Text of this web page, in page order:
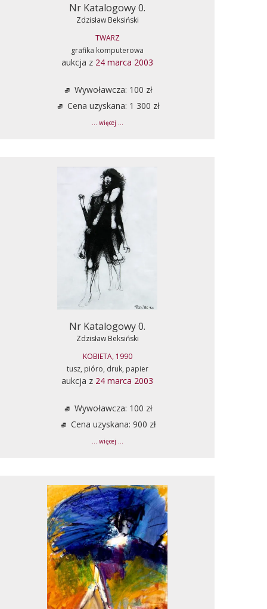
Nr Katalogowy 0.
Zdzisław Beksiński
TWARZ
grafika komputerowa
aukcja z 24 marca 2003
Wywoławcza: 100 zł
Cena uzyskana: 1 300 zł
... więcej ...
Nr Katalogowy 0.
Zdzisław Beksiński
KOBIETA, 1990
tusz, pióro, druk, papier
aukcja z 24 marca 2003
Wywoławcza: 100 zł
Cena uzyskana: 900 zł
... więcej ...